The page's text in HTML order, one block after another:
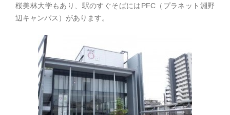
桜美林大学もあり、駅のすぐそばにはPFC（プラネット淵野
辺キャンパス）があります。